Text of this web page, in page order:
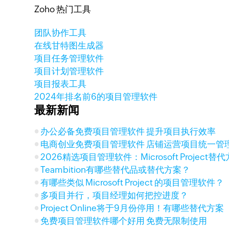
Zoho 热门工具
团队协作工具
在线甘特图生成器
项目任务管理软件
项目计划管理软件
项目报表工具
2024年排名前6的项目管理软件
最新新闻
办公必备免费项目管理软件 提升项目执行效率
电商创业免费项目管理软件 店铺运营项目统一管
2026精选项目管理软件：Microsoft Project替代
Teambition有哪些替代品或替代方案？
有哪些类似 Microsoft Project 的项目管理软件？
多项目并行，项目经理如何把控进度？
Project Online将于9月份停用！有哪些替代方案
免费项目管理软件哪个好用 免费无限制使用